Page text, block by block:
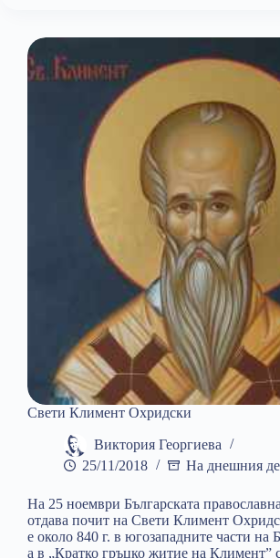
Ботев
Свети Климент Охридски
Виктория Георгиева
25/11/2018
На днешния
На 25 ноември Българската
отдава почит на Свети Климент
е около 840 г. в югозападните части на
а в „Кратко гръцко житие на Климент”